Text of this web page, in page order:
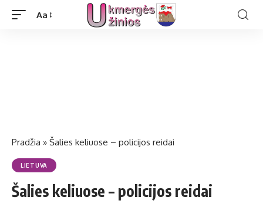
Aa
Pradžia » Šalies keliuose – policijos reidai
LIETUVA
Šalies keliuose – policijos reidai